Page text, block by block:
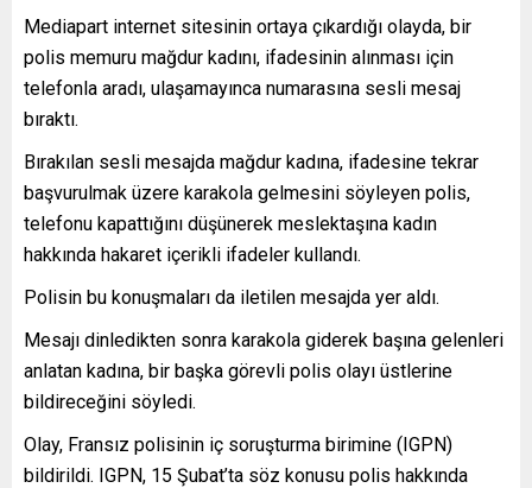
Mediapart internet sitesinin ortaya çıkardığı olayda, bir
polis memuru mağdur kadını, ifadesinin alınması için
telefonla aradı, ulaşamayınca numarasına sesli mesaj
bıraktı.
Bırakılan sesli mesajda mağdur kadına, ifadesine tekrar
başvurulmak üzere karakola gelmesini söyleyen polis,
telefonu kapattığını düşünerek meslektaşına kadın
hakkında hakaret içerikli ifadeler kullandı.
Polisin bu konuşmaları da iletilen mesajda yer aldı.
Mesajı dinledikten sonra karakola giderek başına gelenleri
anlatan kadına, bir başka görevli polis olayı üstlerine
bildireceğini söyledi.
Olay, Fransız polisinin iç soruşturma birimine (IGPN)
bildirildi. IGPN, 15 Şubat’ta söz konusu polis hakkında